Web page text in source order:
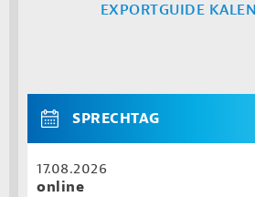
EXPORTGUIDE
SPRECHTAG
17.08.2026
online